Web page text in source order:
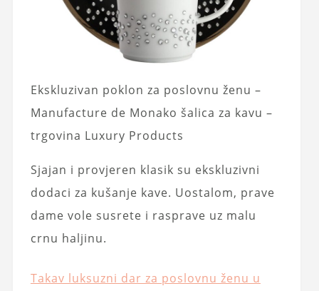
Ekskluzivan poklon za poslovnu ženu –
Manufacture de Monako šalica za kavu –
trgovina Luxury Products
Sjajan i provjeren klasik su ekskluzivni
dodaci za kušanje kave. Uostalom, prave
dame vole susrete i rasprave uz malu
crnu haljinu.
Takav luksuzni dar za poslovnu ženu u